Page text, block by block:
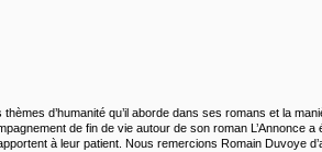
d’humanité qu’il aborde dans ses romans et la
de fin de vie autour de son roman L’Annonce
à leur patient. Nous remercions Romain Duvoye